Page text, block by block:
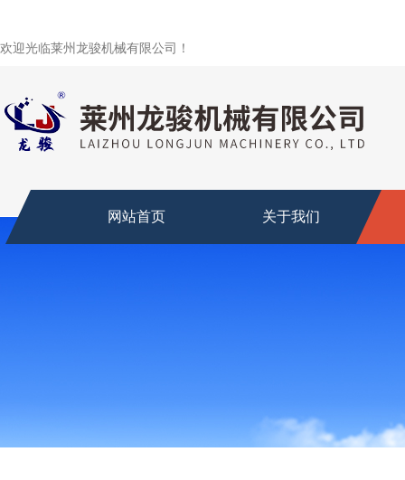
欢迎光临莱州龙骏机械有限公司！
网站首页 关于我们